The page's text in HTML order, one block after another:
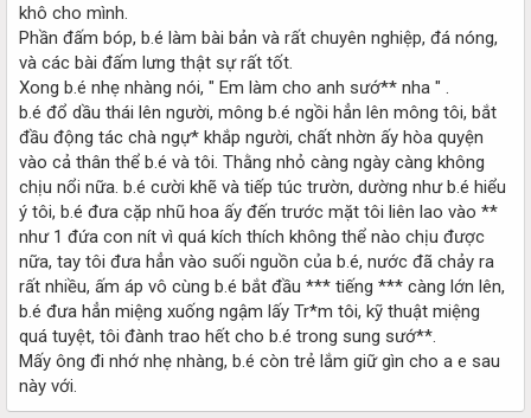
khô cho mình.
Phần đấm bóp, b.é làm bài bản và rất chuyên nghiệp, đá nóng,
và các bài đấm lưng thật sự rất tốt.
Xong b.é nhẹ nhàng nói, " Em làm cho anh sướ** nha " .
b.é đổ dầu thái lên người, mông b.é ngồi hẳn lên mông tôi, bắt
đầu động tác chà ngự* khắp người, chất nhờn ấy hòa quyện
vào cả thân thể b.é và tôi. Thằng nhỏ càng ngày càng không
chịu nổi nữa. b.é cười khẽ và tiếp túc trườn, dường như b.é hiểu
ý tôi, b.é đưa cặp nhũ hoa ấy đến trước mặt tôi liên lao vào **
như 1 đứa con nít vì quá kích thích không thể nào chịu được
nữa, tay tôi đưa hẳn vào suối nguồn của b.é, nước đã chảy ra
rất nhiều, ấm áp vô cùng b.é bắt đầu *** tiếng *** càng lớn lên,
b.é đưa hẳn miệng xuống ngậm lấy Tr*m tôi, kỹ thuật miệng
quá tuyệt, tôi đành trao hết cho b.é trong sung sướ**.
Mấy ông đi nhớ nhẹ nhàng, b.é còn trẻ lắm giữ gìn cho a e sau
này với.